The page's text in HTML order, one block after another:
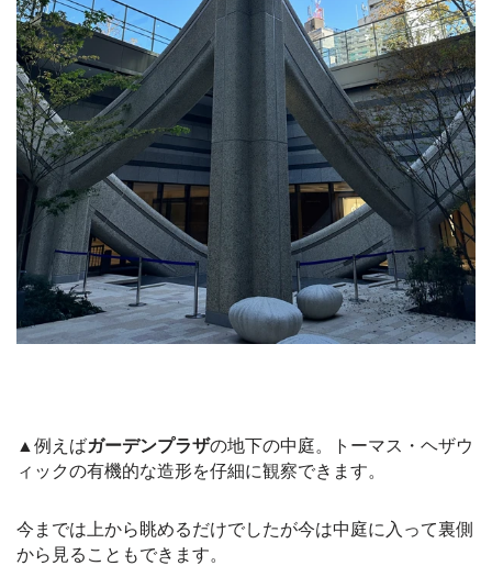
▲例えばガーデンプラザの地下の中庭。トーマス・ヘザウ
ィックの有機的な造形を仔細に観察できます。
今までは上から眺めるだけでしたが今は中庭に入って裏側
から見ることもできます。